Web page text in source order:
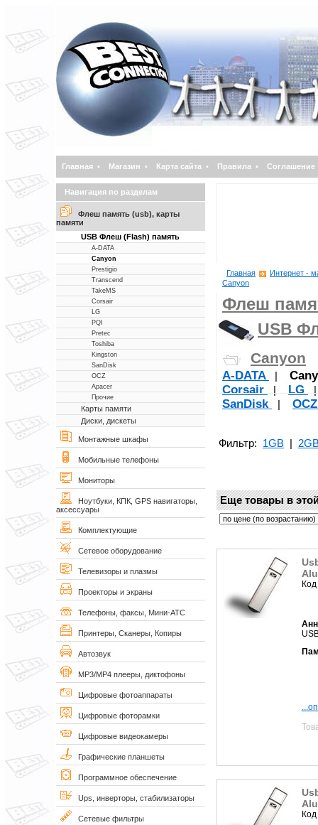
Главная • Магазин • Карта сайта • Правила • Соглашение
Навигация по разделам
Флеш память (usb), карты
памяти
USB Флеш (Flash) память
A-DATA
Canyon
Prestigio
Transcend
TakeMS
Corsair
LG
PQI
Pretec
Toshiba
Kingston
SanDisk
OCZ
Apacer
Прочие
Карты памяти
Диски, дискеты
Монтажные шкафы
Мобильные телефоны
Мониторы
Ноутбуки, КПК, GPS навигаторы,
аксессуары
Комплектующие
Сетевое оборудование
Телевизоры и плазмы
Проекторы и экраны
Телефоны, факсы, Мини-АТС
Принтеры, Сканеры, Копиры
Автозвук
MP3/MP4 плееры, диктофоны
Цифровые фотоаппараты
Цифровые фоторамки
Цифровые видеокамеры
Графические планшеты
Программное обеспечение
Ups, инверторы, стабилизаторы
Сетевые фильтры
Главная
Интернет -
Canyon
Флеш
USB
Canyon
A-DATA |
Corsair
| LG
SanDisk |
Фильтр: 1GB |
Еще товары в